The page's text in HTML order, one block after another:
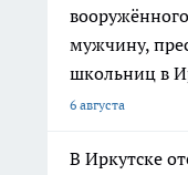
мужчину,
школьниц в
6 августа
В Иркутске